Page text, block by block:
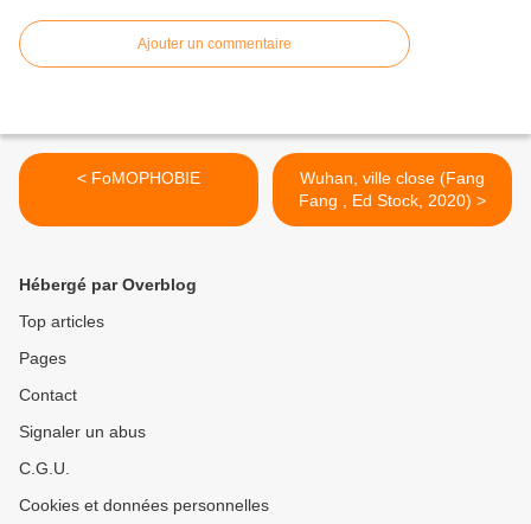
Ajouter un commentaire
< FoMOPHOBIE
Wuhan, ville close (Fang
Fang , Ed Stock, 2020) >
Hébergé par Overblog
Top articles
Pages
Contact
Signaler un abus
C.G.U.
Cookies et données personnelles